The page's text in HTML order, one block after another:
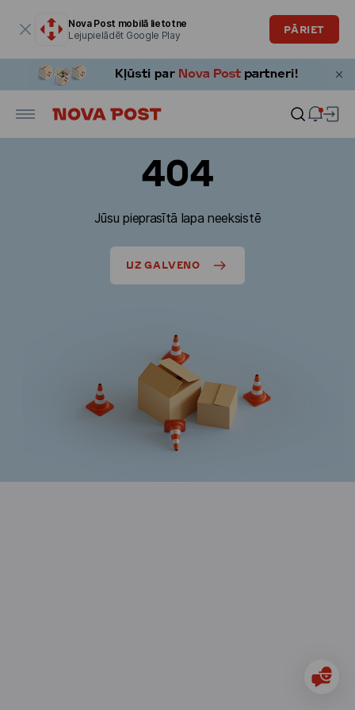
Nova Post mobilā lietotne
Lejupielādēt Google Play
PĀRIET
404
Jūsu pieprasītā lapa neeksistē
UZ GALVENO